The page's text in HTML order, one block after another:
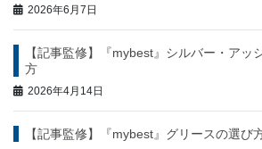
ー
シ
ョ
ン
2026年6月7日
【記事監修】『mybest』シルバー・アッ
方
2026年4月14日
【記事監修】『mybest』グリースの選び